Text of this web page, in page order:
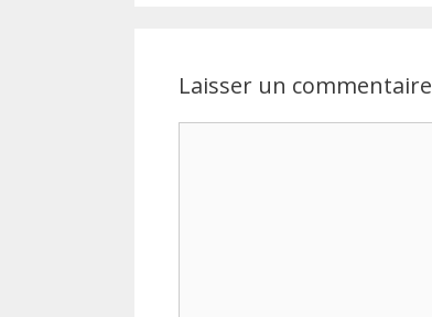
Laisser un commentaire